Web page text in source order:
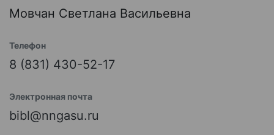
Мовчан Светлана Васильевна
Телефон
8 (831) 430-52-17
Электронная почта
bibl@nngasu.ru